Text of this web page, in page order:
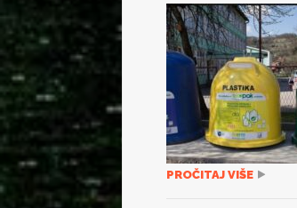
PROČITAJ VIŠE